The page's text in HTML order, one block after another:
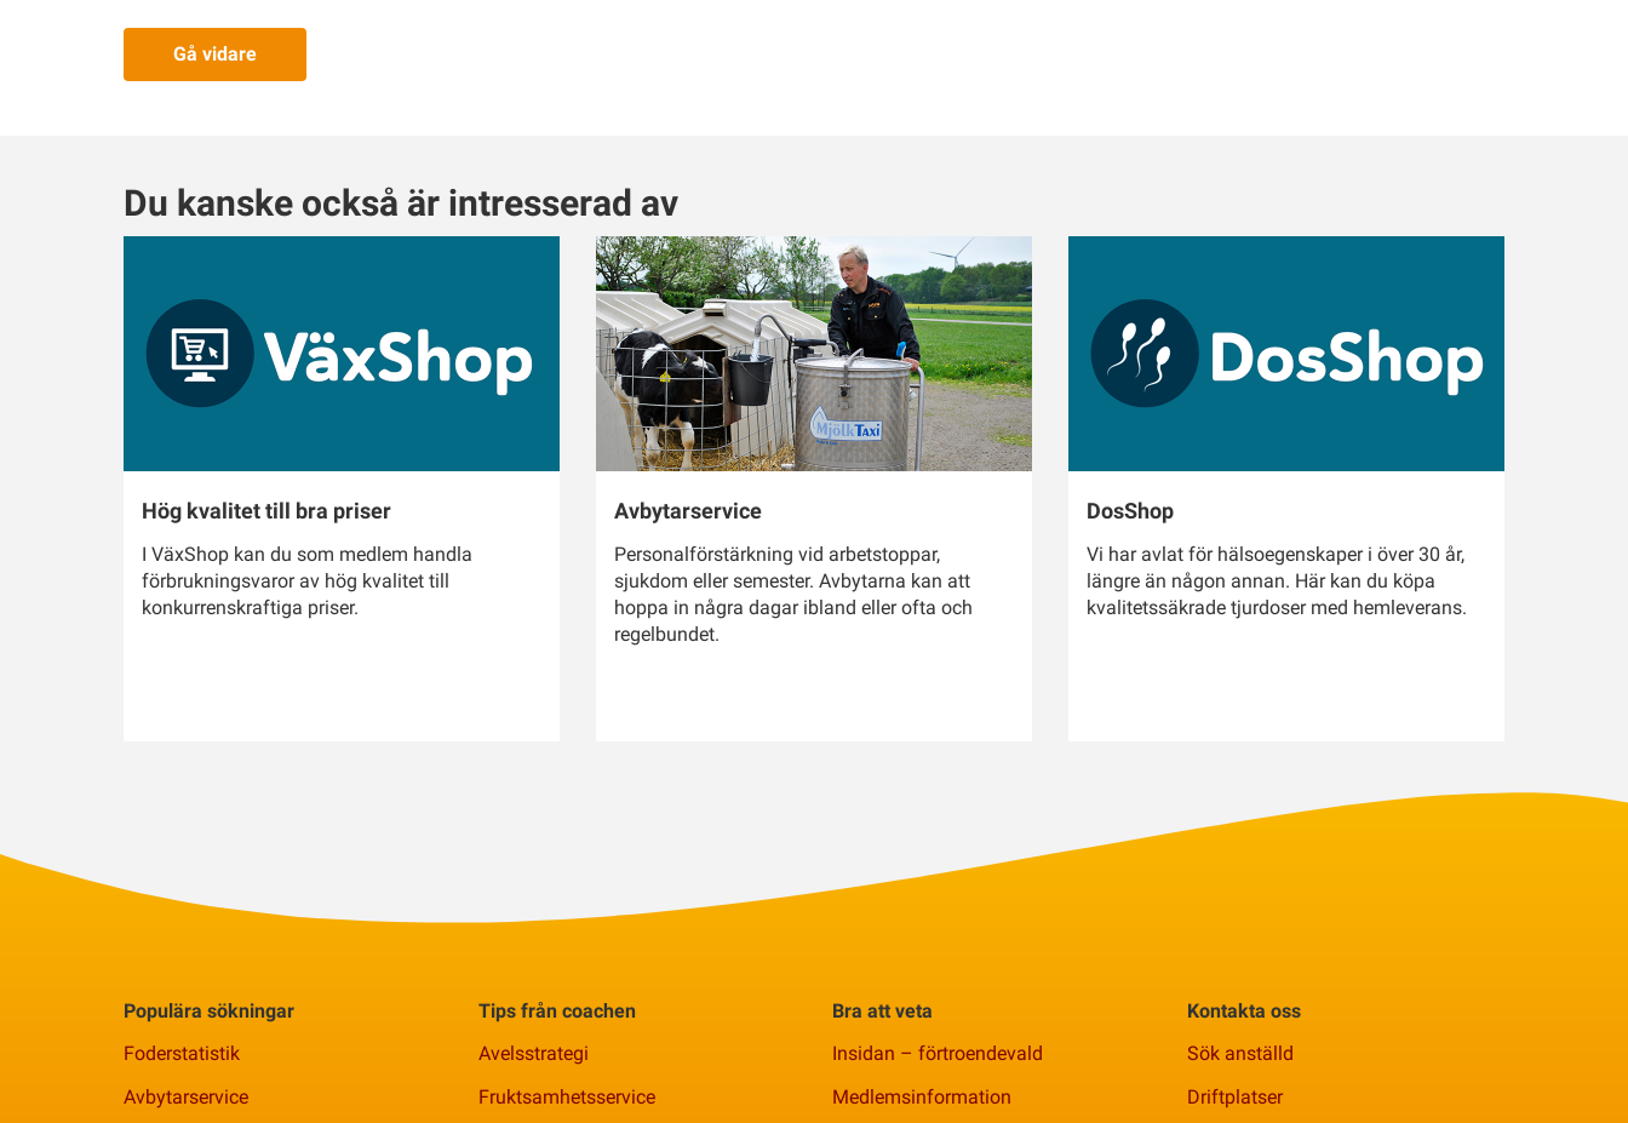
Gå vidare
Du kanske också är intresserad av
Hög kvalitet till bra priser
I VäxShop kan du som medlem handla
förbrukningsvaror av hög kvalitet till
konkurrenskraftiga priser.
Avbytarservice
Personalförstärkning vid arbetstoppar,
sjukdom eller semester. Avbytarna kan att
hoppa in några dagar ibland eller ofta och
regelbundet.
DosShop
Vi har avlat för hälsoegenskaper i över 30 år,
längre än någon annan. Här kan du köpa
kvalitetssäkrade tjurdoser med hemleverans.
Populära sökningar
Foderstatistik
Avbytarservice
Tips från coachen
Avelsstrategi
Fruktsamhetsservice
Bra att veta
Insidan – förtroendevald
Medlemsinformation
Kontakta oss
Sök anställd
Driftplatser